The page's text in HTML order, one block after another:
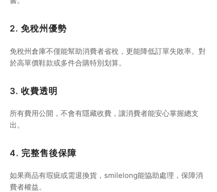
2. 免稅州優勢
免稅州倉庫不僅能幫助消費者省稅，更能降低訂單失敗率。對
於高單價鞋款或多件合購特別划算。
3. 收費透明
所有費用公開，不會有隱藏收費，讓消費者能安心掌握總支
出。
4. 完整售後保障
如果商品有瑕疵或需退換貨，smilelong能協助處理，保障消
費者權益。